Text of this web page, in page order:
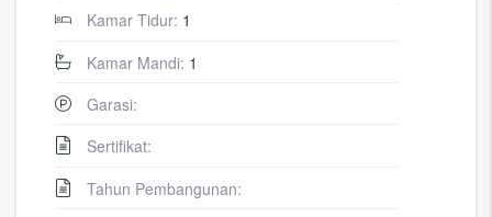
Kamar Tidur: 1
Kamar Mandi: 1
Garasi:
Sertifikat:
Tahun Pembangunan: